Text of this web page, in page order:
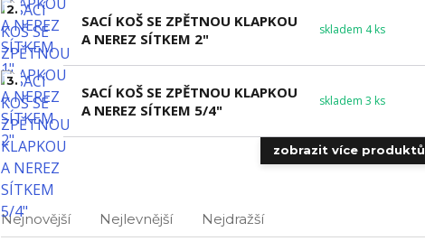
2.
SACÍ KOŠ SE ZPĚTNOU KLAPKOU
A NEREZ SÍTKEM 2"
skladem 4 ks
3.
SACÍ KOŠ SE ZPĚTNOU KLAPKOU
A NEREZ SÍTKEM 5/4"
skladem 3 ks
zobrazit více produktů
Nejnovější Nejlevnější Nejdražší